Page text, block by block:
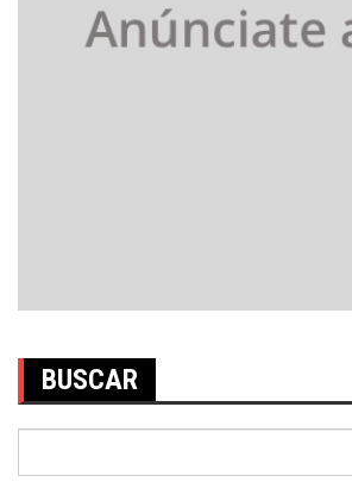
BUSCAR